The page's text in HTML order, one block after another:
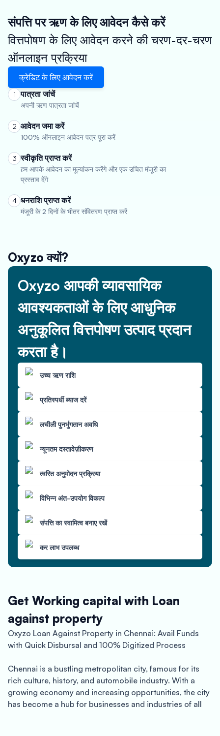
संपत्ति पर ऋण के लिए आवेदन कैसे करें
वित्तपोषण के लिए आवेदन करने की चरण-दर-चरण
ऑनलाइन प्रक्रिया
क्रेडिट के लिए आवेदन करें
1 पात्रता जांचें
अपनी ऋण पात्रता जांचें
2 आवेदन जमा करें
100% ऑनलाइन आवेदन पत्र पूरा करें
3 स्वीकृति प्राप्त करें
हम आपके आवेदन का मूल्यांकन करेंगे और एक उचित मंजूरी का
प्रस्ताव देंगे
4 धनराशि प्राप्त करें
मंजूरी के 2 दिनों के भीतर संवितरण प्राप्त करें
Oxyzo क्यों?
Oxyzo आपकी व्यावसायिक
आवश्यकताओं के लिए आधुनिक
अनुकूलित वित्तपोषण उत्पाद प्रदान
करता है।
उच्च ऋण राशि
प्रतिस्पर्धी ब्याज दरें
लचीली पुनर्भुगतान अवधि
न्यूनतम दस्तावेज़ीकरण
त्वरित अनुमोदन प्रक्रिया
विभिन्न अंत-उपयोग विकल्प
संपत्ति का स्वामित्व बनाए रखें
कर लाभ उपलब्ध
Get Working capital with Loan
against property
Oxyzo Loan Against Property in Chennai: Avail Funds
with Quick Disbursal and 100% Digitized Process
Chennai is a bustling metropolitan city, famous for its
rich culture, history, and automobile industry. With a
growing economy and increasing opportunities, the city
has become a hub for businesses and industries of all